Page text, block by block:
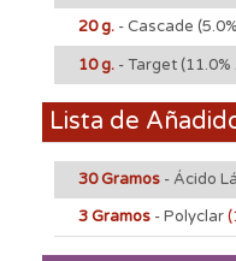
20 g. - Cascade
10 g. - Target (11.0%
Lista de
30 Gramos - Ácido
3 Gramos - Polyclar